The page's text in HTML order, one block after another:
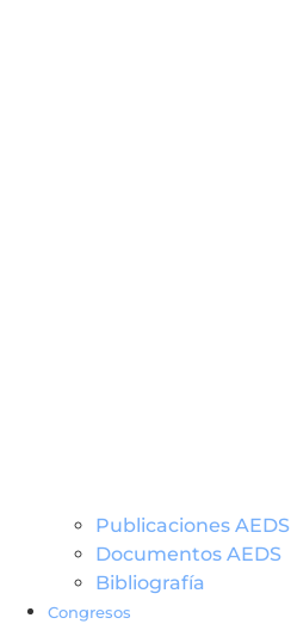
Publicaciones AEDS
Documentos AEDS
Bibliografía
Congresos